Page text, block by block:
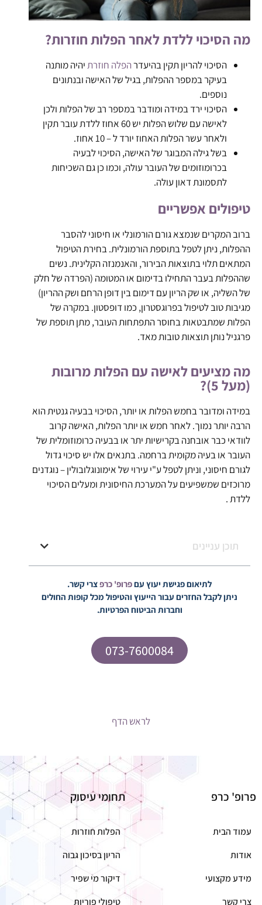
מה הסיכוי ללדת לאחר הפלות חוזרות?
הסיכוי להריון תקין בהיעדרהפלה חוזרתיהיה מותנה
בעיקר במספר ההפלות, בגיל של האישה ובנתונים
נוספים.
הסיכוי ירד במידה ומודבר במספר רב של הפלות ולכן
לאישה עם שלוש הפלות יש 60 אחוז ללדת עובר תקין
ולאחר עשר הפלות האחוז יורד ל – 10 אחוז.
בשל גילה המבוגר של האישה, הסיכוי לבעיה
בכרומוזומים של העובר עולה, וכמו כן גם השכיחות
לתסמונת דאון עולה.
טיפולים אפשריים
ברוב המקרים שנמצא גורם הורמונלי או חיסוני להסבר
ההפלות, ניתן לטפל בתוספת הורמונלית. בחירת הטיפול
המתאים תלוי בתוצאות הבירור, והאנמנזה הקלינית. נשים
שההפלות בעבר התחילו בדימום או המטומה (הפרדה של חלק
של השליה, או שק הריון עם דימום בין דופן הרחם ושק ההריון)
מגיבות טוב לטיפול בפרוגסטרון, כמו דופסטון. במקרה של
הפלות שמתבטאות בחוסר התפתחות העובר, מתן תוספת של
פרגניל נותן תוצאות טובות מאד.
מה מציעים לאישה עם הפלות מרובות
(מעל 5)?
במידה ומדובר בחמש הפלות או יותר, הסיכוי בבעיה גנטית הוא
הרבה יותר נמוך. לאחר חמש או יותר הפלות, האישה קרוב
לוודאי כבר אובחנה בקרישיות יתר או בבעיה כרומוזומלית של
העובר או בעיה מקומית ברחמה. בתנאים אלו יש סיכוי גדול
לגורם חיסוני, וניתן לטפל ע"י עירוי של אימונוגלובולין – נוגדנים
מרוכזים שמשפיעים על המערכת החיסונית ומעלים הסיכוי
ללדת .
תוכן עניינים
לתיאום פגישת יעוץ עםפרופ' כרפצרי קשר.
ניתן לקבל החזרים עבור הייעוץ והטיפול מכל קופות החולים
וחברות הביטוח הפרטיות.
073-7600084
לראש הדף
פרופ' כרפ
עמוד הבית
אודות
מידע מקצועי
צרי קשר
תחומי עיסוק
הפלות חוזרות
הריון בסיכון גבוה
דיקור מי שפיר
טיפולי פוריות